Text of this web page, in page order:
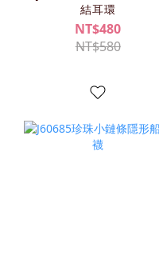
結耳環
NT$480
NT$580